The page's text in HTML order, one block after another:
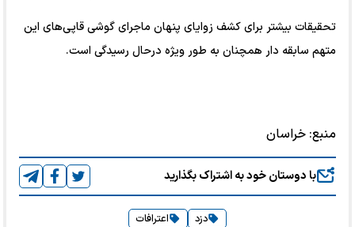
تحقیقات بیشتر برای کشف زوایای پنهان ماجرای گوشی قاپی‌های این
متهم سابقه دار همچنان به طور ویژه درحال رسیدگی است.
منبع: خراسان
با دوستان خود به اشتراک بگذارید
دزد اعترافات